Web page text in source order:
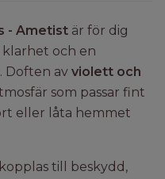
- Ametist är för dig
och en
Doften av violett och
som passar fint
eller låta hemmet
till beskydd,